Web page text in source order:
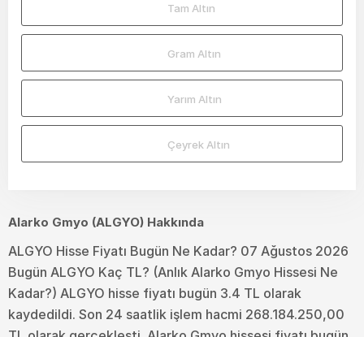
Tam Altın
Gram Altın
Yarım Altın
Çeyrek Altın
Alarko Gmyo (ALGYO) Hakkında
ALGYO Hisse Fiyatı Bugün Ne Kadar? 07 Ağustos 2026
Bugün ALGYO Kaç TL? (Anlık Alarko Gmyo Hissesi Ne
Kadar?) ALGYO hisse fiyatı bugün 3.4 TL olarak
kaydedildi. Son 24 saatlik işlem hacmi 268.184.250,00